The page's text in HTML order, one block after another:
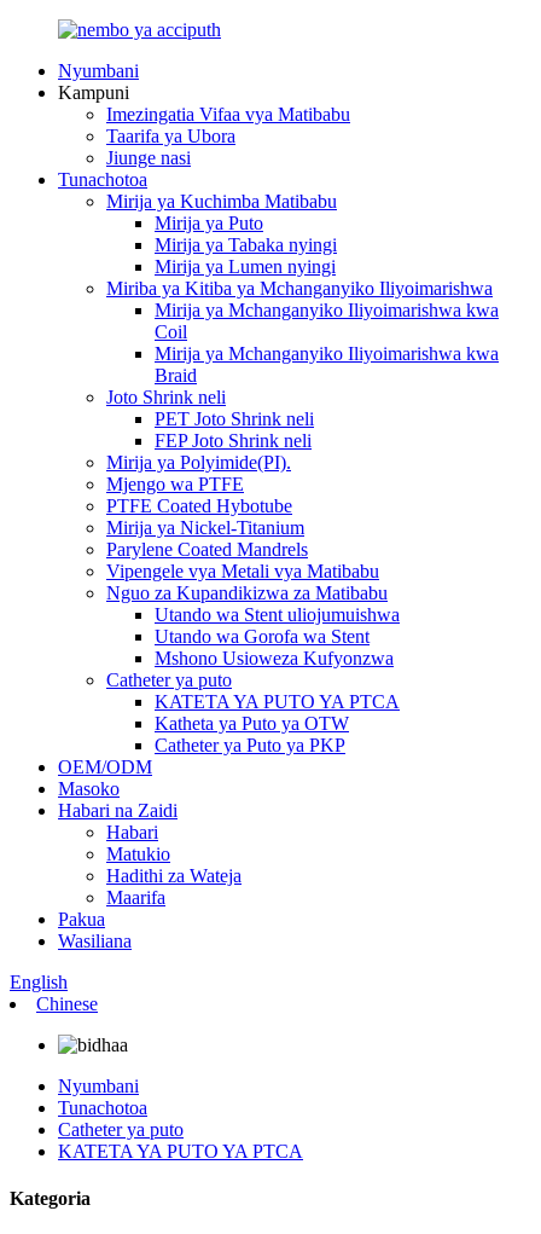
Nyumbani
Kampuni
Imezingatia Vifaa vya Matibabu
Taarifa ya Ubora
Jiunge nasi
Tunachotoa
Mirija ya Kuchimba Matibabu
Mirija ya Puto
Mirija ya Tabaka nyingi
Mirija ya Lumen nyingi
Miriba ya Kitiba ya Mchanganyiko Iliyoimarishwa
Mirija ya Mchanganyiko Iliyoimarishwa kwa
Coil
Mirija ya Mchanganyiko Iliyoimarishwa kwa
Braid
Joto Shrink neli
PET Joto Shrink neli
FEP Joto Shrink neli
Mirija ya Polyimide(PI).
Mjengo wa PTFE
PTFE Coated Hybotube
Mirija ya Nickel-Titanium
Parylene Coated Mandrels
Vipengele vya Metali vya Matibabu
Nguo za Kupandikizwa za Matibabu
Utando wa Stent uliojumuishwa
Utando wa Gorofa wa Stent
Mshono Usioweza Kufyonzwa
Catheter ya puto
KATETA YA PUTO YA PTCA
Katheta ya Puto ya OTW
Catheter ya Puto ya PKP
OEM/ODM
Masoko
Habari na Zaidi
Habari
Matukio
Hadithi za Wateja
Maarifa
Pakua
Wasiliana
English
Chinese
Nyumbani
Tunachotoa
Catheter ya puto
KATETA YA PUTO YA PTCA
Kategoria